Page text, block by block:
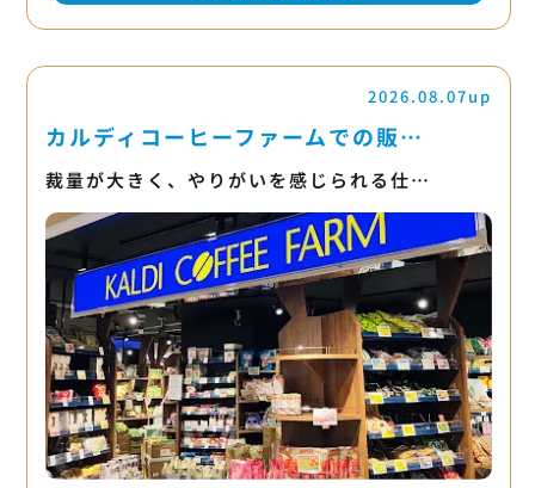
2026.08.07up
カルディコーヒーファームでの販…
裁量が大きく、やりがいを感じられる仕…